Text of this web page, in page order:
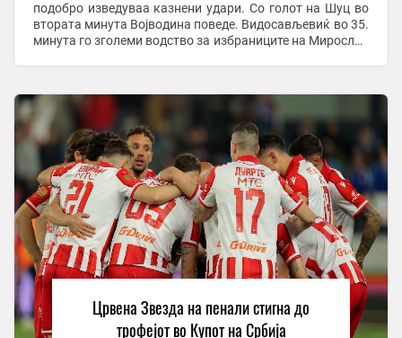
подобро изведуваа казнени удари. Со голот на Шуц во
втората минута Војводина поведе. Видосављевиќ во 35.
минута го зголеми водство за избраниците на Мирослав
Црвена Звезда на пенали стигна до
трофејот во Купот на Србија